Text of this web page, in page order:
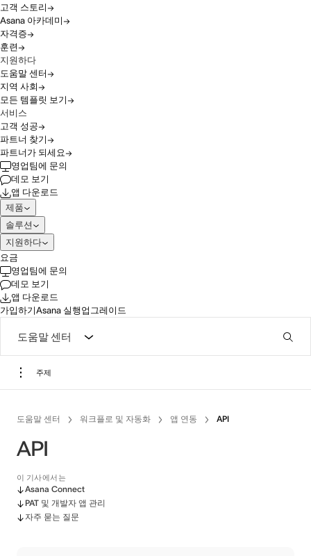
고객 스토리
Asana 아카데미
자격증
훈련
지원하다
도움말 센터
지역 사회
모든 템플릿 보기
서비스
고객 성공
파트너 찾기
파트너가 되세요
영업팀에 문의
데모 보기
앱 다운로드
제품
솔루션
지원하다
요금
영업팀에 문의
데모 보기
앱 다운로드
가입하기Asana 실행업그레이드
도움말 센터
주제
도움말 센터 워크플로 및 자동화 앱 연동 API
API
이 기사에서는
Asana Connect
PAT 및 개발자 앱 관리
자주 묻는 질문